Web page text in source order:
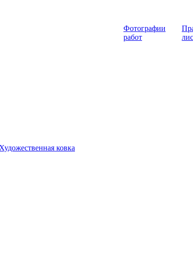
Художественная ковка
Фотографии
работ